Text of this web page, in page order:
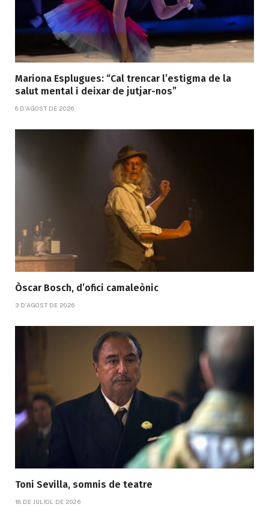
Mariona Esplugues: “Cal trencar l’estigma de la
salut mental i deixar de jutjar-nos”
6 D'AGOST DE 2026
Òscar Bosch, d’ofici camaleònic
3 D'AGOST DE 2026
Toni Sevilla, somnis de teatre
18 DE JULIOL DE 2026